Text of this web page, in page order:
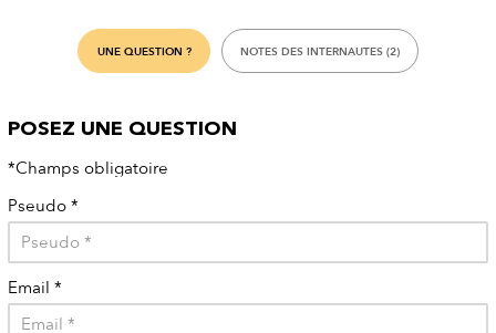
UNE QUESTION ? NOTES DES INTERNAUTES (2)
POSEZ UNE QUESTION
*Champs obligatoire
Pseudo *
Email *